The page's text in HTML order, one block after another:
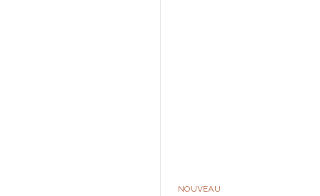
NOUVEAU